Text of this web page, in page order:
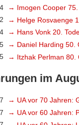
→ Imogen Cooper 75.
→ Helge Rosvaenge
→ Hans Vonk 20.
→ Daniel Harding 50.
→ Itzhak Perlman 80.
im
→ UA vor 70 Jahren:
→ UA vor 60 Jahren: